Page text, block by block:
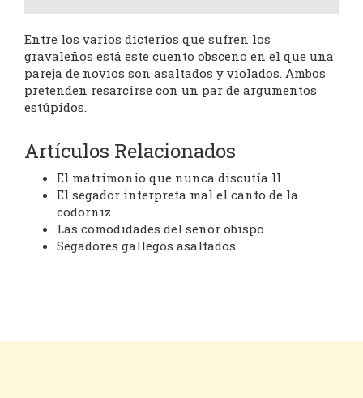
Entre los varios dicterios que sufren los
gravaleños está este cuento obsceno en el que una
pareja de novios son asaltados y violados. Ambos
pretenden resarcirse con un par de argumentos
estúpidos.
Artículos Relacionados
El matrimonio que nunca discutía II
El segador interpreta mal el canto de la
codorniz
Las comodidades del señor obispo
Segadores gallegos asaltados